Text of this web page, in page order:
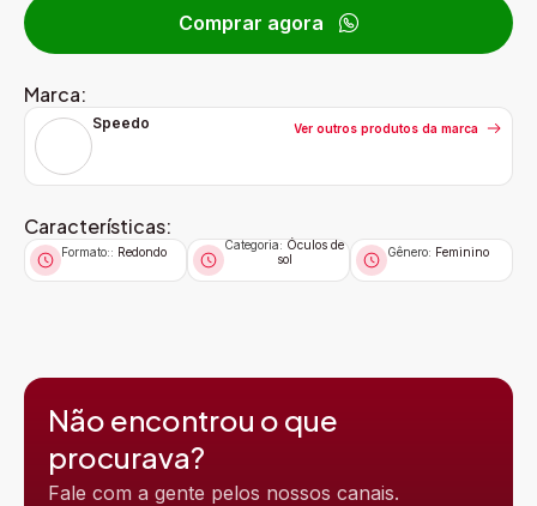
Comprar agora
Marca:
Speedo Ver outros produtos da marca
Características:
Formato:: Redondo Categoria:Óculos de
sol
Gênero: Feminino
Não encontrou o que
procurava?
Fale com a gente pelos nossos canais.